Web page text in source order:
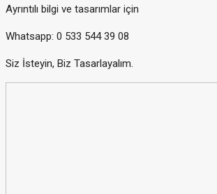
Ayrıntılı bilgi ve tasarımlar için
Whatsapp: 0 533 544 39 08
Siz İsteyin, Biz Tasarlayalım.